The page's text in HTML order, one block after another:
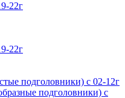
22г
22г
подголовники) с 02-12г
подголовники) с